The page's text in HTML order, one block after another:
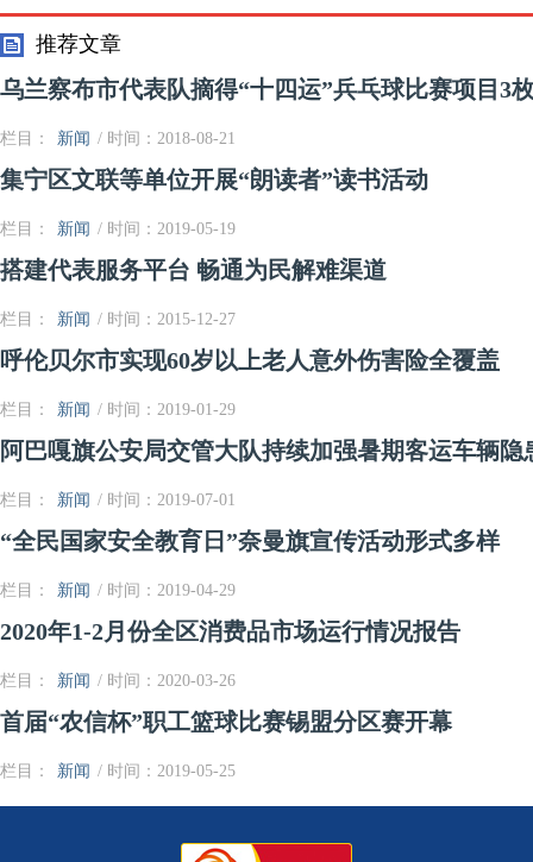
车辆隐患排查工作
推荐文章
乌兰察布市代表队摘得“十四运”兵乓球比赛项目3
栏目： 新闻 / 时间：2018-08-21
集宁区文联等单位开展“朗读者”读书活动
栏目： 新闻 / 时间：2019-05-19
搭建代表服务平台 畅通为民解难渠道
栏目： 新闻 / 时间：2015-12-27
呼伦贝尔市实现60岁以上老人意外伤害险全覆盖
栏目： 新闻 / 时间：2019-01-29
阿巴嘎旗公安局交管大队持续加强暑期客运车辆隐
栏目： 新闻 / 时间：2019-07-01
“全民国家安全教育日”奈曼旗宣传活动形式多样
栏目： 新闻 / 时间：2019-04-29
2020年1-2月份全区消费品市场运行情况报告
栏目： 新闻 / 时间：2020-03-26
首届“农信杯”职工篮球比赛锡盟分区赛开幕
栏目： 新闻 / 时间：2019-05-25